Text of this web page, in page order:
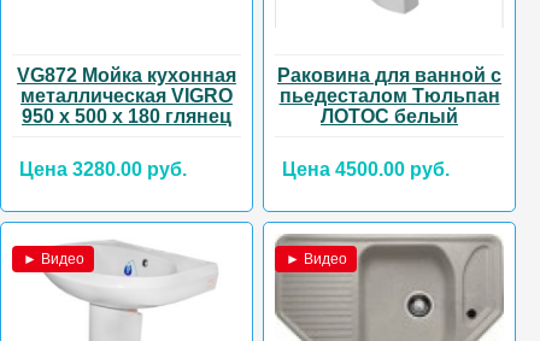
VG872 Мойка кухонная
металлическая VIGRO
950 х 500 х 180 глянец
Цена 3280.00 руб.
Раковина для ванной с
пьедесталом Тюльпан
ЛОТОС белый
Цена 4500.00 руб.
► Видео ► Видео